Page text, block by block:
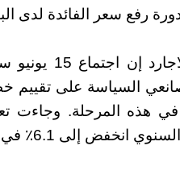
رفع سعر الفائدة لدى
وقالت
السياسة على تقييم
في هذه المرحلة. وجاءت
إلى 6.1٪ في مايو من 7٪ في أبريل.